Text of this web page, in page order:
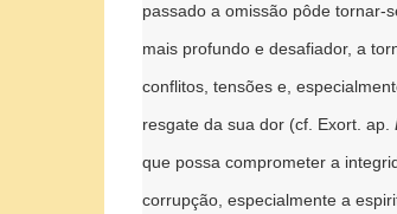
passado a omissão pôde tornar-
mais profundo e desafiador, a
conflitos, tensões e,
resgate da sua dor (cf. Exort. ap.
que possa comprometer a
corrupção, especialmente a